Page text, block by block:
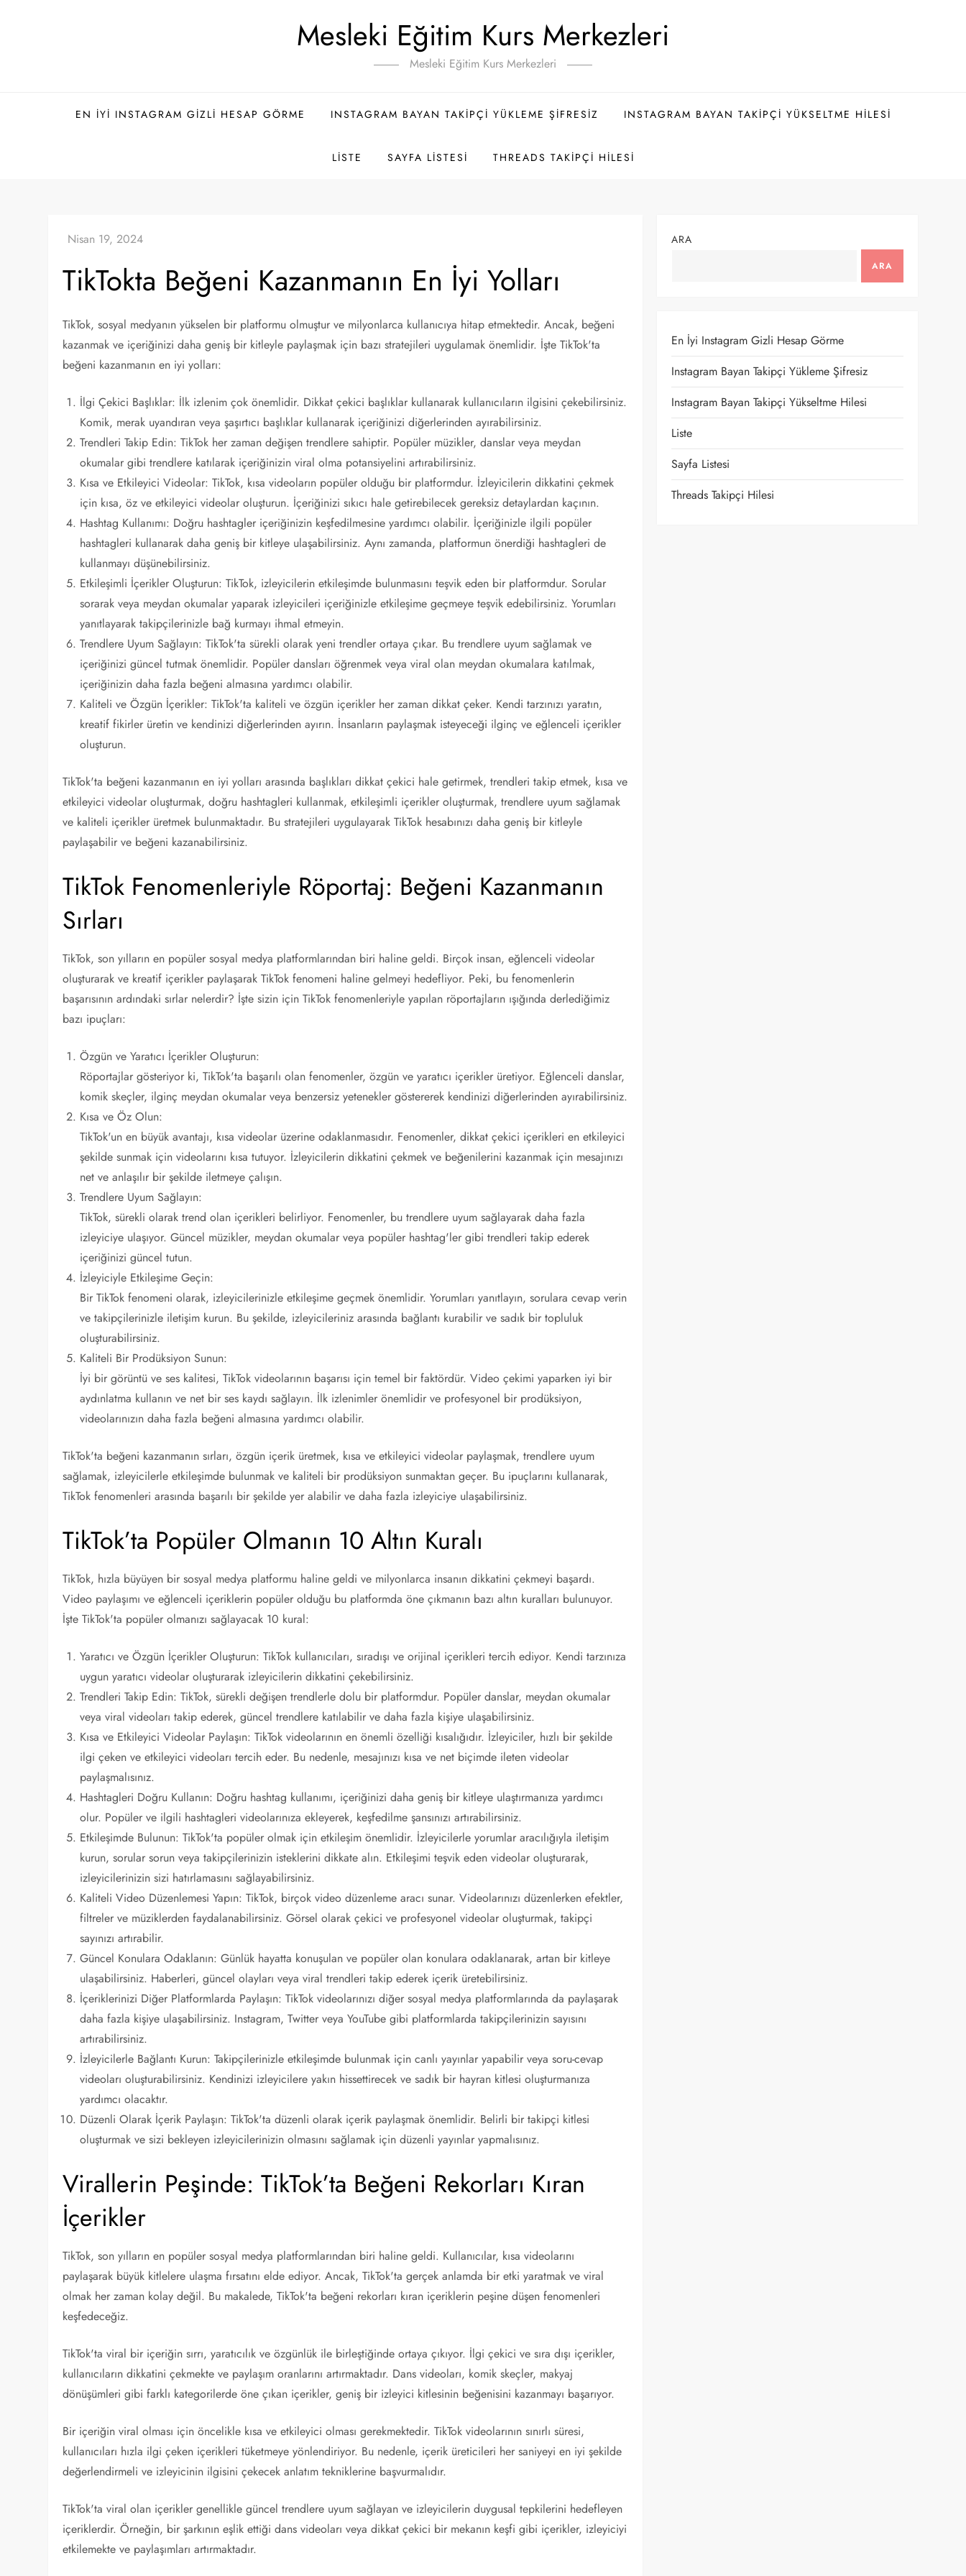
Mesleki Eğitim Kurs Merkezleri
Mesleki Eğitim Kurs Merkezleri
EN İYI INSTAGRAM GIZLI HESAP GÖRME INSTAGRAM BAYAN TAKIPÇI YÜKLEME ŞIFRESIZ INSTAGRAM BAYAN TAKIPÇI YÜKSELTME HILESI
LISTE SAYFA LISTESI THREADS TAKIPÇI HILESI
TikTokta Beğeni Kazanmanın En İyi Yolları
TikTok, sosyal medyanın yükselen bir platformu olmuştur ve milyonlarca kullanıcıya hitap etmektedir. Ancak, beğeni
kazanmak ve içeriğinizi daha geniş bir kitleyle paylaşmak için bazı stratejileri uygulamak önemlidir. İşte TikTok'ta
beğeni kazanmanın en iyi yolları:
İlgi Çekici Başlıklar: İlk izlenim çok önemlidir. Dikkat çekici başlıklar kullanarak kullanıcıların ilgisini çekebilirsiniz.
Komik, merak uyandıran veya şaşırtıcı başlıklar kullanarak içeriğinizi diğerlerinden ayırabilirsiniz.
Trendleri Takip Edin: TikTok her zaman değişen trendlere sahiptir. Popüler müzikler, danslar veya meydan
okumalar gibi trendlere katılarak içeriğinizin viral olma potansiyelini artırabilirsiniz.
Kısa ve Etkileyici Videolar: TikTok, kısa videoların popüler olduğu bir platformdur. İzleyicilerin dikkatini çekmek
için kısa, öz ve etkileyici videolar oluşturun. İçeriğinizi sıkıcı hale getirebilecek gereksiz detaylardan kaçının.
Hashtag Kullanımı: Doğru hashtagler içeriğinizin keşfedilmesine yardımcı olabilir. İçeriğinizle ilgili popüler
hashtagleri kullanarak daha geniş bir kitleye ulaşabilirsiniz. Aynı zamanda, platformun önerdiği hashtagleri de
kullanmayı düşünebilirsiniz.
Etkileşimli İçerikler Oluşturun: TikTok, izleyicilerin etkileşimde bulunmasını teşvik eden bir platformdur. Sorular
sorarak veya meydan okumalar yaparak izleyicileri içeriğinizle etkileşime geçmeye teşvik edebilirsiniz. Yorumları
yanıtlayarak takipçilerinizle bağ kurmayı ihmal etmeyin.
Trendlere Uyum Sağlayın: TikTok'ta sürekli olarak yeni trendler ortaya çıkar. Bu trendlere uyum sağlamak ve
içeriğinizi güncel tutmak önemlidir. Popüler dansları öğrenmek veya viral olan meydan okumalara katılmak,
içeriğinizin daha fazla beğeni almasına yardımcı olabilir.
Kaliteli ve Özgün İçerikler: TikTok'ta kaliteli ve özgün içerikler her zaman dikkat çeker. Kendi tarzınızı yaratın,
kreatif fikirler üretin ve kendinizi diğerlerinden ayırın. İnsanların paylaşmak isteyeceği ilginç ve eğlenceli içerikler
oluşturun.
TikTok'ta beğeni kazanmanın en iyi yolları arasında başlıkları dikkat çekici hale getirmek, trendleri takip etmek, kısa ve
etkileyici videolar oluşturmak, doğru hashtagleri kullanmak, etkileşimli içerikler oluşturmak, trendlere uyum sağlamak
ve kaliteli içerikler üretmek bulunmaktadır. Bu stratejileri uygulayarak TikTok hesabınızı daha geniş bir kitleyle
paylaşabilir ve beğeni kazanabilirsiniz.
TikTok Fenomenleriyle Röportaj: Beğeni Kazanmanın
Sırları
TikTok, son yılların en popüler sosyal medya platformlarından biri haline geldi. Birçok insan, eğlenceli videolar
oluşturarak ve kreatif içerikler paylaşarak TikTok fenomeni haline gelmeyi hedefliyor. Peki, bu fenomenlerin
başarısının ardındaki sırlar nelerdir? İşte sizin için TikTok fenomenleriyle yapılan röportajların ışığında derlediğimiz
bazı ipuçları:
Özgün ve Yaratıcı İçerikler Oluşturun:
Röportajlar gösteriyor ki, TikTok'ta başarılı olan fenomenler, özgün ve yaratıcı içerikler üretiyor. Eğlenceli danslar,
komik skeçler, ilginç meydan okumalar veya benzersiz yetenekler göstererek kendinizi diğerlerinden ayırabilirsiniz.
Kısa ve Öz Olun:
TikTok'un en büyük avantajı, kısa videolar üzerine odaklanmasıdır. Fenomenler, dikkat çekici içerikleri en etkileyici
şekilde sunmak için videolarını kısa tutuyor. İzleyicilerin dikkatini çekmek ve beğenilerini kazanmak için mesajınızı
net ve anlaşılır bir şekilde iletmeye çalışın.
Trendlere Uyum Sağlayın:
TikTok, sürekli olarak trend olan içerikleri belirliyor. Fenomenler, bu trendlere uyum sağlayarak daha fazla
izleyiciye ulaşıyor. Güncel müzikler, meydan okumalar veya popüler hashtag'ler gibi trendleri takip ederek
içeriğinizi güncel tutun.
İzleyiciyle Etkileşime Geçin:
Bir TikTok fenomeni olarak, izleyicilerinizle etkileşime geçmek önemlidir. Yorumları yanıtlayın, sorulara cevap verin
ve takipçilerinizle iletişim kurun. Bu şekilde, izleyicileriniz arasında bağlantı kurabilir ve sadık bir topluluk
oluşturabilirsiniz.
Kaliteli Bir Prodüksiyon Sunun:
İyi bir görüntü ve ses kalitesi, TikTok videolarının başarısı için temel bir faktördür. Video çekimi yaparken iyi bir
aydınlatma kullanın ve net bir ses kaydı sağlayın. İlk izlenimler önemlidir ve profesyonel bir prodüksiyon,
videolarınızın daha fazla beğeni almasına yardımcı olabilir.
TikTok'ta beğeni kazanmanın sırları, özgün içerik üretmek, kısa ve etkileyici videolar paylaşmak, trendlere uyum
sağlamak, izleyicilerle etkileşimde bulunmak ve kaliteli bir prodüksiyon sunmaktan geçer. Bu ipuçlarını kullanarak,
TikTok fenomenleri arasında başarılı bir şekilde yer alabilir ve daha fazla izleyiciye ulaşabilirsiniz.
TikTok’ta Popüler Olmanın 10 Altın Kuralı
TikTok, hızla büyüyen bir sosyal medya platformu haline geldi ve milyonlarca insanın dikkatini çekmeyi başardı.
Video paylaşımı ve eğlenceli içeriklerin popüler olduğu bu platformda öne çıkmanın bazı altın kuralları bulunuyor.
İşte TikTok'ta popüler olmanızı sağlayacak 10 kural:
Yaratıcı ve Özgün İçerikler Oluşturun: TikTok kullanıcıları, sıradışı ve orijinal içerikleri tercih ediyor. Kendi tarzınıza
uygun yaratıcı videolar oluşturarak izleyicilerin dikkatini çekebilirsiniz.
Trendleri Takip Edin: TikTok, sürekli değişen trendlerle dolu bir platformdur. Popüler danslar, meydan okumalar
veya viral videoları takip ederek, güncel trendlere katılabilir ve daha fazla kişiye ulaşabilirsiniz.
Kısa ve Etkileyici Videolar Paylaşın: TikTok videolarının en önemli özelliği kısalığıdır. İzleyiciler, hızlı bir şekilde
ilgi çeken ve etkileyici videoları tercih eder. Bu nedenle, mesajınızı kısa ve net biçimde ileten videolar
paylaşmalısınız.
Hashtagleri Doğru Kullanın: Doğru hashtag kullanımı, içeriğinizi daha geniş bir kitleye ulaştırmanıza yardımcı
olur. Popüler ve ilgili hashtagleri videolarınıza ekleyerek, keşfedilme şansınızı artırabilirsiniz.
Etkileşimde Bulunun: TikTok'ta popüler olmak için etkileşim önemlidir. İzleyicilerle yorumlar aracılığıyla iletişim
kurun, sorular sorun veya takipçilerinizin isteklerini dikkate alın. Etkileşimi teşvik eden videolar oluşturarak,
izleyicilerinizin sizi hatırlamasını sağlayabilirsiniz.
Kaliteli Video Düzenlemesi Yapın: TikTok, birçok video düzenleme aracı sunar. Videolarınızı düzenlerken efektler,
filtreler ve müziklerden faydalanabilirsiniz. Görsel olarak çekici ve profesyonel videolar oluşturmak, takipçi
sayınızı artırabilir.
Güncel Konulara Odaklanın: Günlük hayatta konuşulan ve popüler olan konulara odaklanarak, artan bir kitleye
ulaşabilirsiniz. Haberleri, güncel olayları veya viral trendleri takip ederek içerik üretebilirsiniz.
İçeriklerinizi Diğer Platformlarda Paylaşın: TikTok videolarınızı diğer sosyal medya platformlarında da paylaşarak
daha fazla kişiye ulaşabilirsiniz. Instagram, Twitter veya YouTube gibi platformlarda takipçilerinizin sayısını
artırabilirsiniz.
İzleyicilerle Bağlantı Kurun: Takipçilerinizle etkileşimde bulunmak için canlı yayınlar yapabilir veya soru-cevap
videoları oluşturabilirsiniz. Kendinizi izleyicilere yakın hissettirecek ve sadık bir hayran kitlesi oluşturmanıza
yardımcı olacaktır.
Düzenli Olarak İçerik Paylaşın: TikTok'ta düzenli olarak içerik paylaşmak önemlidir. Belirli bir takipçi kitlesi
oluşturmak ve sizi bekleyen izleyicilerinizin olmasını sağlamak için düzenli yayınlar yapmalısınız.
Virallerin Peşinde: TikTok’ta Beğeni Rekorları Kıran
İçerikler
TikTok, son yılların en popüler sosyal medya platformlarından biri haline geldi. Kullanıcılar, kısa videolarını
paylaşarak büyük kitlelere ulaşma fırsatını elde ediyor. Ancak, TikTok'ta gerçek anlamda bir etki yaratmak ve viral
olmak her zaman kolay değil. Bu makalede, TikTok'ta beğeni rekorları kıran içeriklerin peşine düşen fenomenleri
keşfedeceğiz.
TikTok'ta viral bir içeriğin sırrı, yaratıcılık ve özgünlük ile birleştiğinde ortaya çıkıyor. İlgi çekici ve sıra dışı içerikler,
kullanıcıların dikkatini çekmekte ve paylaşım oranlarını artırmaktadır. Dans videoları, komik skeçler, makyaj
dönüşümleri gibi farklı kategorilerde öne çıkan içerikler, geniş bir izleyici kitlesinin beğenisini kazanmayı başarıyor.
Bir içeriğin viral olması için öncelikle kısa ve etkileyici olması gerekmektedir. TikTok videolarının sınırlı süresi,
kullanıcıları hızla ilgi çeken içerikleri tüketmeye yönlendiriyor. Bu nedenle, içerik üreticileri her saniyeyi en iyi şekilde
değerlendirmeli ve izleyicinin ilgisini çekecek anlatım tekniklerine başvurmalıdır.
TikTok'ta viral olan içerikler genellikle güncel trendlere uyum sağlayan ve izleyicilerin duygusal tepkilerini hedefleyen
içeriklerdir. Örneğin, bir şarkının eşlik ettiği dans videoları veya dikkat çekici bir mekanın keşfi gibi içerikler, izleyiciyi
etkilemekte ve paylaşımları artırmaktadır.
ARA
ARA
En İyi Instagram Gizli Hesap Görme
Instagram Bayan Takipçi Yükleme Şifresiz
Instagram Bayan Takipçi Yükseltme Hilesi
Liste
Sayfa Listesi
Threads Takipçi Hilesi